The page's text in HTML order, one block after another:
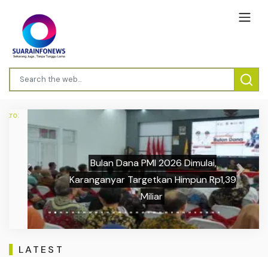
Bulan Dana PMI 2026 Dimulai,
Karanganyar Targetkan Himpun Rp1,39
Miliar
Previous Next
LATEST